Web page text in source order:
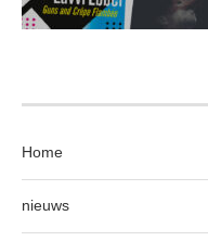
Home
nieuws